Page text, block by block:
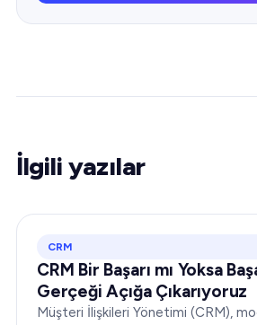
İlgili yazılar
CRM
CRM Bir Başarı mı Yoksa
Gerçeği Açığa Çıkarıyoruz
Müşteri İlişkileri Yönetimi (CRM),